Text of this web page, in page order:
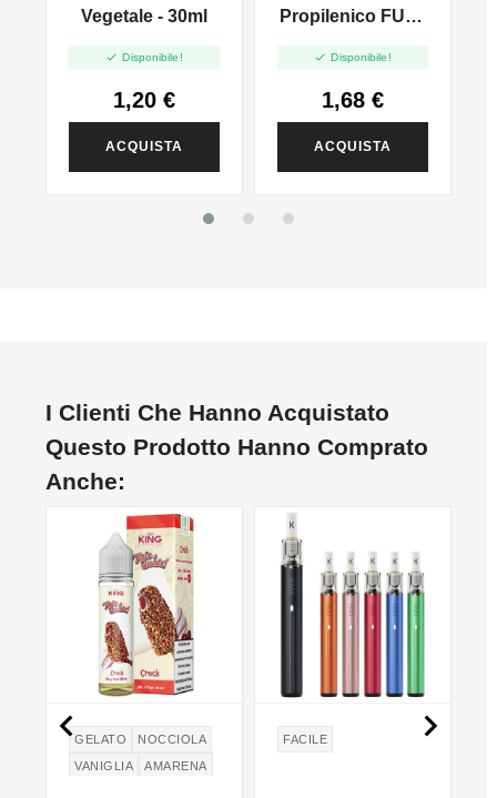
Vegetale - 30ml
 Disponibile!
1,20 €
ACQUISTA
Propilenico FULL
 Disponibile!
1,68 €
ACQUISTA
I Clienti Che Hanno Acquistato
Questo Prodotto Hanno Comprato
Anche:
GELATO
NOCCIOLA
VANIGLIA
AMARENA
FACILE
 